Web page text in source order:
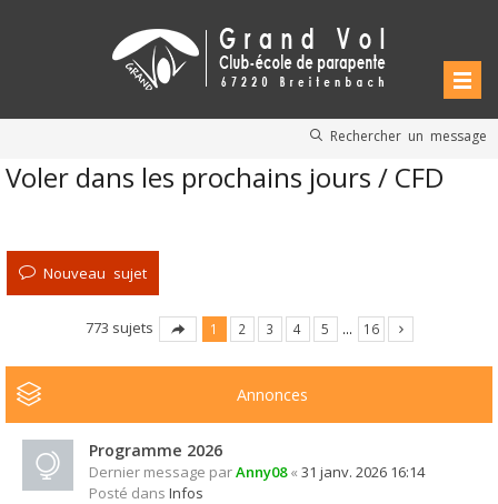
Rechercher un message
Voler dans les prochains jours / CFD
Nouveau sujet
773 sujets 1 2 3 4 5 … 16
Annonces
Programme 2026
Dernier message parAnny08« 31 janv. 2026 16:14
Posté dans Infos